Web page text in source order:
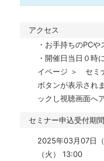
アクセス
・お手持ちのPC
・開催日当日０時
イページ ＞　セミ
ボタンが表示され
ックし視聴画面へ
セミナー申込受付期間
2025年03月07日
（火） 13:00